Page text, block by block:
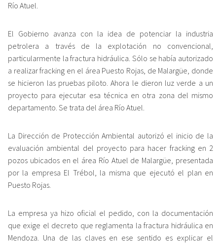
Río Atuel.
El Gobierno avanza con la idea de potenciar la industria
petrolera a través de la explotación no convencional,
particularmente la fractura hidráulica. Sólo se había autorizado
a realizar fracking en el área Puesto Rojas, de Malargüe, donde
se hicieron las pruebas piloto. Ahora le dieron luz verde a un
proyecto para ejecutar esa técnica en otra zona del mismo
departamento. Se trata del área Río Atuel.
La Dirección de Protección Ambiental autorizó el inicio de la
evaluación ambiental del proyecto para hacer fracking en 2
pozos ubicados en el área Río Atuel de Malargüe, presentada
por la empresa El Trébol, la misma que ejecutó el plan en
Puesto Rojas.
La empresa ya hizo oficial el pedido, con la documentación
que exige el decreto que reglamenta la fractura hidráulica en
Mendoza. Una de las claves en ese sentido es explicar el